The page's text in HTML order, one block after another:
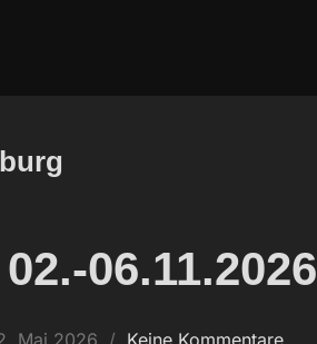
06.11.2026
Mai 2026 Keine Kommentare